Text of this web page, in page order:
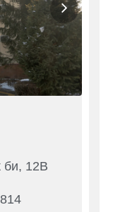
би, 12В